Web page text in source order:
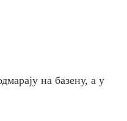
на базену, а у